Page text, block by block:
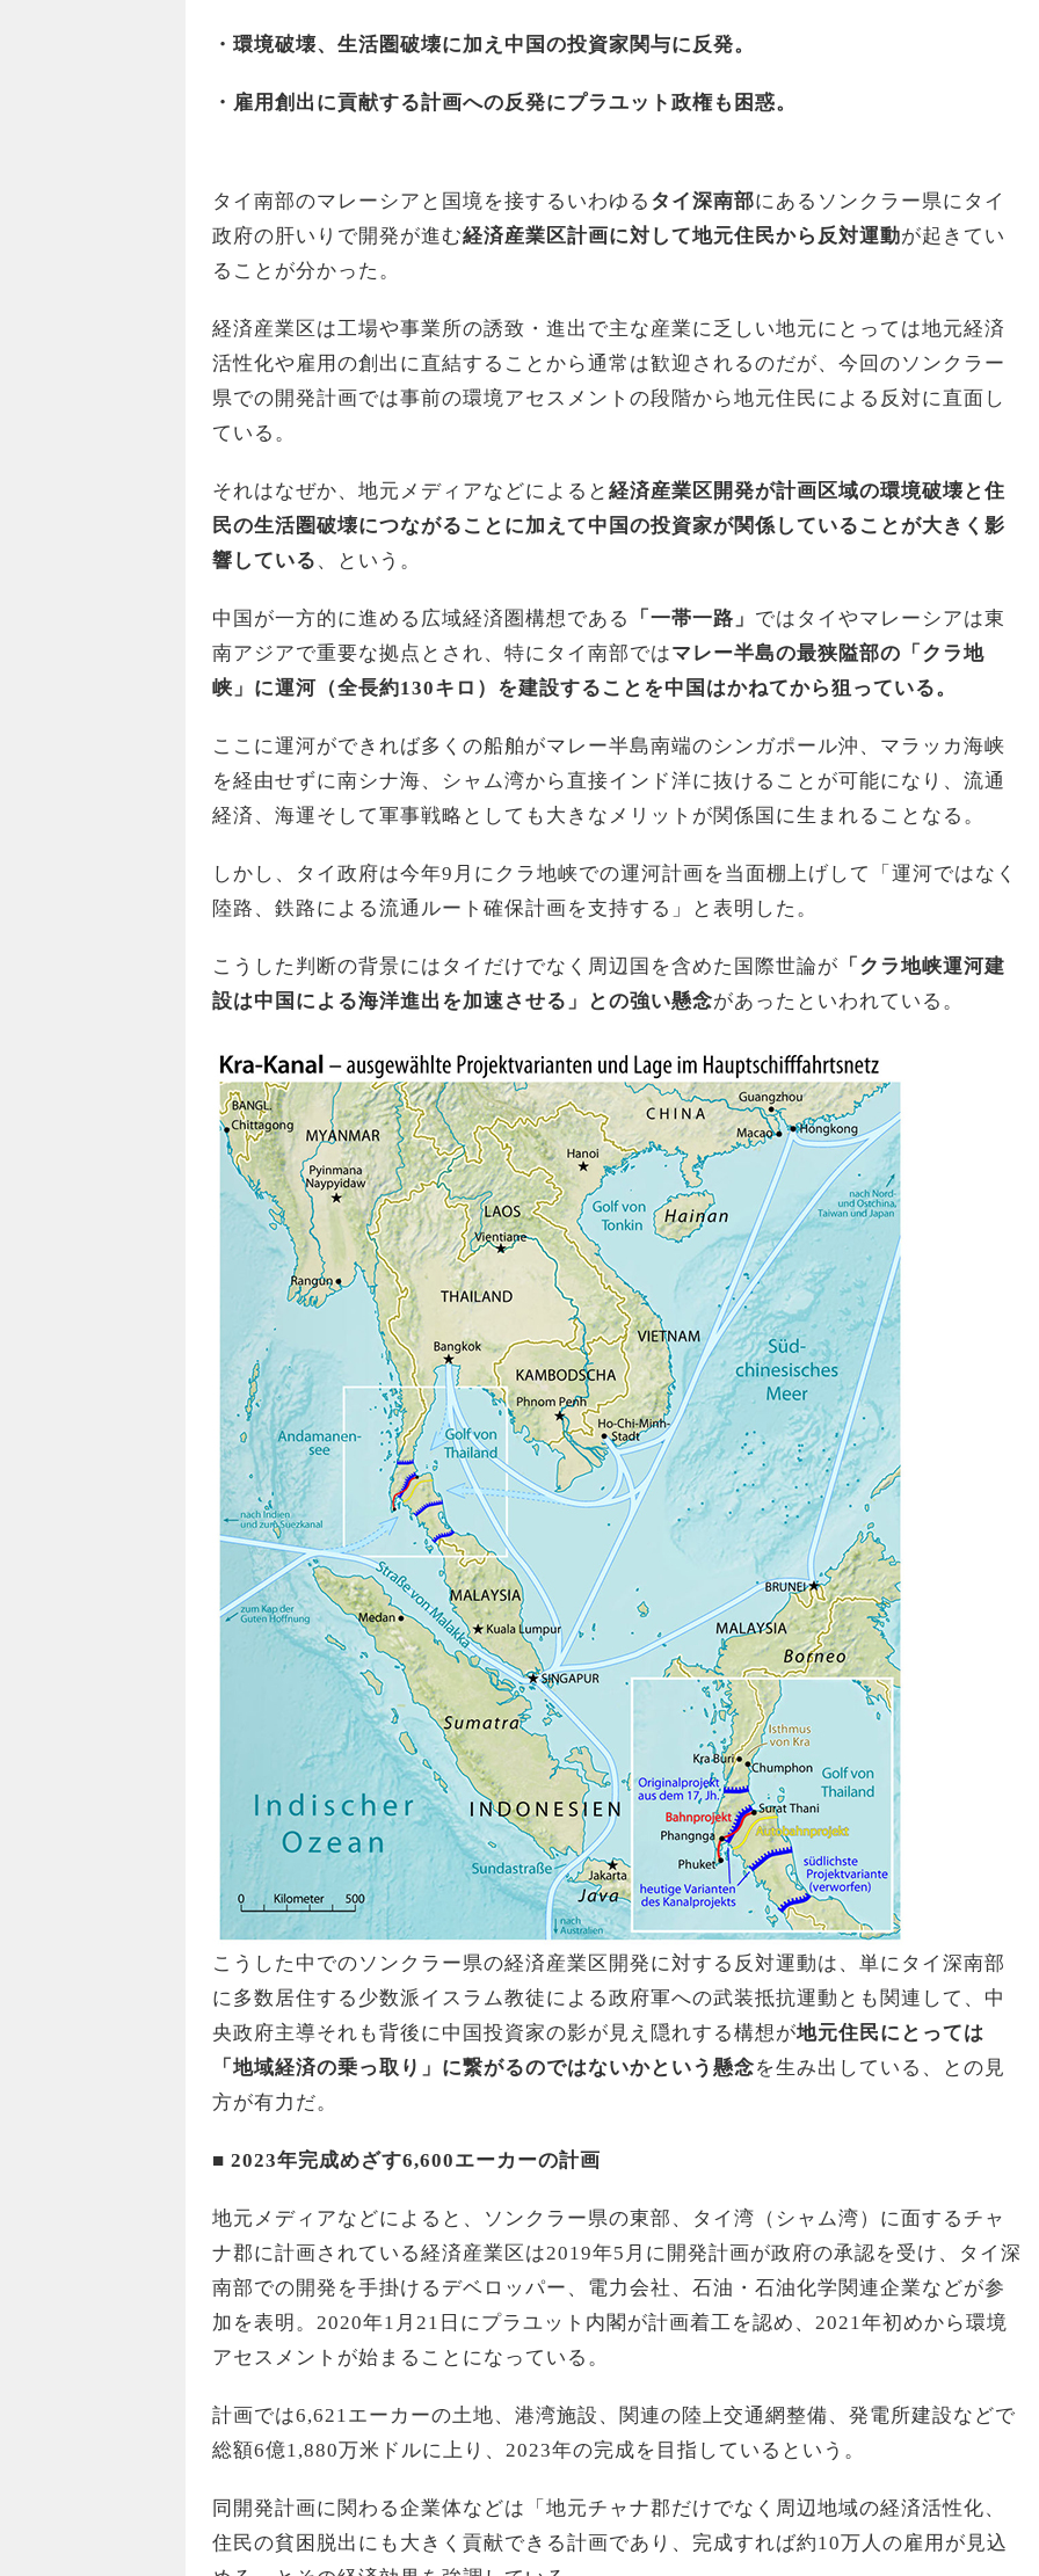
・環境破壊、生活圏破壊に加え中国の投資家関与に反発。
・雇用創出に貢献する計画への反発にプラユット政権も困惑。
タイ南部のマレーシアと国境を接するいわゆる タイ深南部にあるソンクラー県にタイ
政府の肝いりで開発が進む経済産業区計画に対して地元住民から反対運動が起きてい
ることが分かった。
経済産業区は工場や事業所の誘致・進出で主な産業に乏しい地元にとっては地元経済
活性化や雇用の創出に直結することから通常は歓迎されるのだが、今回のソンクラー
県での開発計画では事前の環境アセスメントの段階から地元住民による反対に直面し
ている。
それはなぜか、地元メディアなどによると 経済産業区開発が計画区域の環境破壊と住
民の生活圏破壊につながることに加えて中国の投資家が関係していることが大きく影
響している 、という。
中国が一方的に進める広域経済圏構想である 「一帯一路」 ではタイやマレーシアは東
南アジアで重要な拠点とされ、特にタイ南部ではマレー半島の最狭隘部の「クラ地
峡」に運河（全長約130キロ）を建設することを中国はかねてから狙っている。
ここに運河ができれば多くの船舶がマレー半島南端のシンガポール沖、マラッカ海峡
を経由せずに南シナ海、シャム湾から直接インド洋に抜けることが可能になり、流通
経済、海運そして軍事戦略としても大きなメリットが関係国に生まれることなる。
しかし、タイ政府は今年9月にクラ地峡での運河計画を当面棚上げして「運河ではなく
陸路、鉄路による流通ルート確保計画を支持する」と表明した。
こうした判断の背景にはタイだけでなく周辺国を含めた国際世論が 「クラ地峡運河建
設は中国による海洋進出を加速させる」との強い懸念があったといわれている。
こうした中でのソンクラー県の経済産業区開発に対する反対運動は、単にタイ深南部
に多数居住する少数派イスラム教徒による政府軍への武装抵抗運動とも関連して、中
央政府主導それも背後に中国投資家の影が見え隠れする構想が地元住民にとっては
「地域経済の乗っ取り」に繋がるのではないかという懸念を生み出している、との見
方が有力だ。
■ 2023年完成めざす6,600エーカーの計画
地元メディアなどによると、ソンクラー県の東部、タイ湾（シャム湾）に面するチャ
ナ郡に計画されている経済産業区は2019年5月に開発計画が政府の承認を受け、タイ深
南部での開発を手掛けるデベロッパー、電力会社、石油・石油化学関連企業などが参
加を表明。2020年1月21日にプラユット内閣が計画着工を認め、2021年初めから環境
アセスメントが始まることになっている。
計画では6,621エーカーの土地、港湾施設、関連の陸上交通網整備、発電所建設などで
総額6億1,880万米ドルに上り、2023年の完成を目指しているという。
同開発計画に関わる企業体などは「地元チャナ郡だけでなく周辺地域の経済活性化、
住民の貧困脱出にも大きく貢献できる計画であり、完成すれば約10万人の雇用が見込